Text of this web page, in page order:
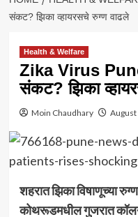
संकट? झिका व्हायरसचे रुग्ण वाढले
Health & Welfare
Zika Virus Pune
संकट? झिका
Moin Chaudhary August
शहरात झिका विषाणूच्या
कोथरूडमधील गुजरात